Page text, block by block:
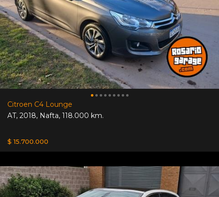
Citroen C4 Lounge
AT, 2018, Nafta, 118.000 km.
$ 15.700.000